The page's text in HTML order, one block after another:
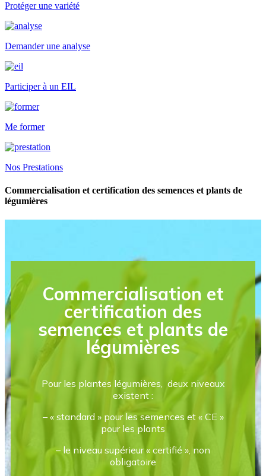
Protéger une variété
Demander une analyse
Participer à un EIL
Me former
Nos Prestations
Commercialisation et certification des semences et plants de
légumières
Commercialisation et
certification des
semences et plants de
légumières
Pour les plantes légumières, deux niveaux
existent :
– « standard » pour les semences et « CE »
pour les plants
– le niveau supérieur « certifié », non
obligatoire